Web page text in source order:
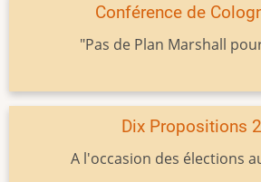
Conférence de
"Pas de Plan Marshall
Dix Propositions
A l'occasion des élections